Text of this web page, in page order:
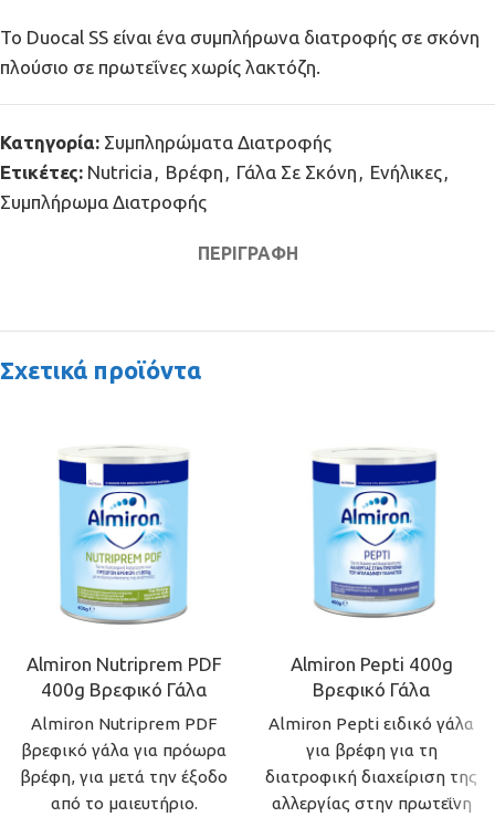
Το Duocal SS είναι ένα συμπλήρωνα διατροφής σε σκόνη
πλούσιο σε πρωτεΐνες χωρίς λακτόζη.
Κατηγορία: Συμπληρώματα Διατροφής
Ετικέτες: Nutricia , Βρέφη , Γάλα Σε Σκόνη , Ενήλικες,
Συμπλήρωμα Διατροφής
ΠΕΡΙΓΡΑΦΉ
Σχετικά προϊόντα
Almiron Nutriprem PDF
400g Βρεφικό Γάλα
Almiron Nutriprem PDF
βρεφικό γάλα για πρόωρα
βρέφη, για μετά την έξοδο
από το μαιευτήριο.
Almiron Pepti 400g
Βρεφικό Γάλα
Almiron Pepti ειδικό γάλα
για βρέφη για τη
διατροφική διαχείριση της
αλλεργίας στην πρωτεΐνη